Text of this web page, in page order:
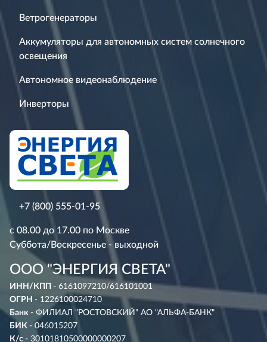
Ветрогенераторы
Аккумуляторы для автономных систем солнечного
освещения
Автономное видеонаблюдение
Инверторы
+7 (800) 555-01-95
с 08.00 до 17.00 по Москве
Суббота/Воскресенье - выходной
ООО "ЭНЕРГИЯ СВЕТА"
ИНН/КПП - 6161097210/616101001
ОГРН - 1226100024710
Банк - ФИЛИАЛ "РОСТОВСКИЙ" АО "АЛЬФА-БАНК"
БИК - 046015207
К/с - 30101810500000000207